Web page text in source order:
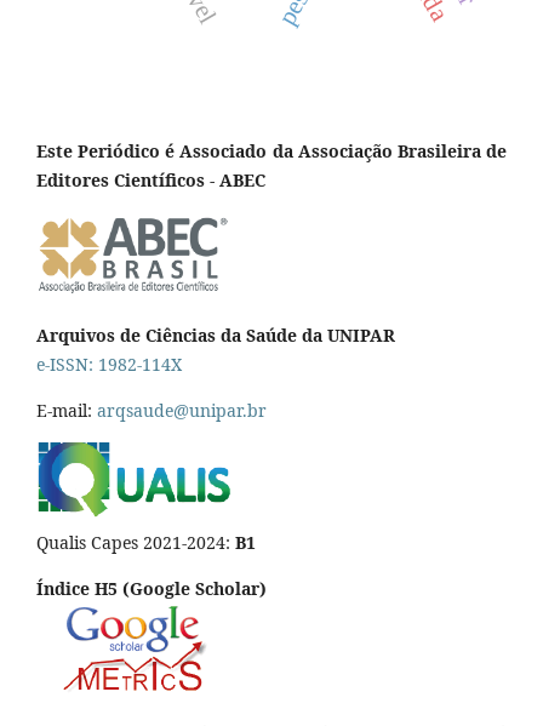
Este Periódico é Associado da Associação Brasileira de
Editores Científicos - ABEC
Arquivos de Ciências da Saúde da UNIPAR
e-ISSN: 1982-114X
E-mail: arqsaude@unipar.br
Qualis Capes 2021-2024: B1
Índice H5 (Google Scholar)